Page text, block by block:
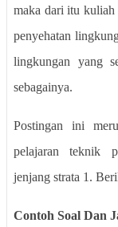
maka dari itu
penyehatan
lingkungan yang
sebagainya.
Postingan ini
pelajaran teknik
jenjang strata 1.
Contoh Soal Dan